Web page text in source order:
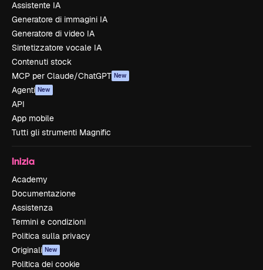
Assistente IA
Generatore di immagini IA
Generatore di video IA
Sintetizzatore vocale IA
Contenuti stock
MCP per Claude/ChatGPT New
Agenti New
API
App mobile
Tutti gli strumenti Magnific
Inizia
Academy
Documentazione
Assistenza
Termini e condizioni
Politica sulla privacy
Originali New
Politica dei cookie